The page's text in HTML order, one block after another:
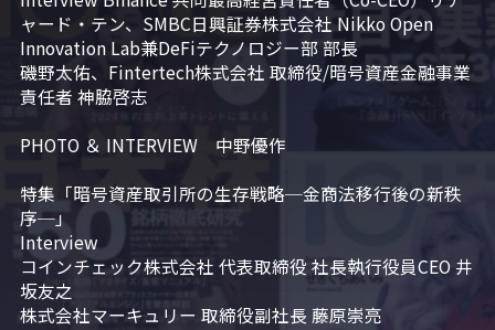
ャード・テン、SMBC日興証券株式会社 Nikko Open
Innovation Lab兼DeFiテクノロジー部 部長
磯野太佑、Fintertech株式会社 取締役/暗号資産金融事業
責任者 神脇啓志
PHOTO ＆ INTERVIEW　中野優作
特集「暗号資産取引所の生存戦略─金商法移行後の新秩
序─」
Interview
コインチェック株式会社 代表取締役 社長執行役員CEO 井
坂友之
株式会社マーキュリー 取締役副社長 藤原崇亮